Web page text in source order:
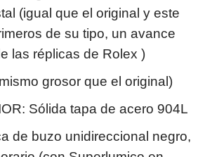
(igual que el original y este
de su tipo, un avance
las réplicas de Rolex )
grosor que el original)
Sólida tapa de acero 904L
de buzo unidireccional negro,